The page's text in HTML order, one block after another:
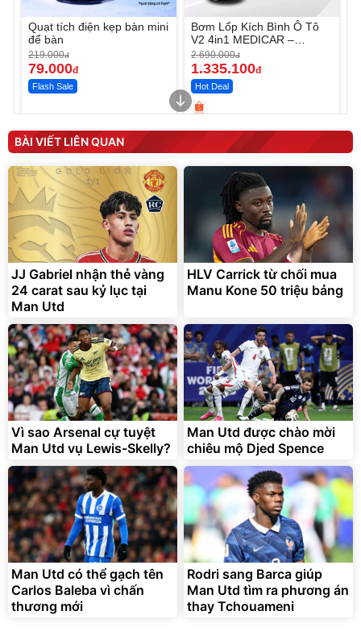
Quạt tích điện kẹp bàn mini
để bàn
219.000đ
79.000đ
Flash Sale
Bơm Lốp Kích Bình Ô Tô
V2 4in1 MEDICAR –
12.000mAh
2.690.000đ
1.335.100đ
Hot Deal
Máy ép chậm trái cây
Elmich JEE 1855OL
3.000.000đ
2.143.650đ
Flash Sale
Máy rửa xe cầm tay xịt rửa
cao áp có tạo bọt tuyết
399.000đ
Đã bán nhiều
Bạt phủ xe ô tô cao cấp,
tráng nhôm 03 lớp
392.000đ
325.000đ
Đã bán nhiều
Xe đạp điện trợ lực G-
Force C14 gấp gọn bỏ cốp
tiện lợi
9.900.000đ
7.092.000đ
Đang xem nhiều
G-FORCE VIETNA
BÀI VIẾT LIÊN QUAN
JJ Gabriel nhận thẻ vàng
24 carat sau kỷ lục tại
Man Utd
HLV Carrick từ chối mua
Manu Kone 50 triệu bảng
Vì sao Arsenal cự tuyệt
Man Utd vụ Lewis-Skelly?
Man Utd được chào mời
chiêu mộ Djed Spence
Man Utd có thể gạch tên
Carlos Baleba vì chấn
thương mới
Rodri sang Barca giúp
Man Utd tìm ra phương án
thay Tchouameni